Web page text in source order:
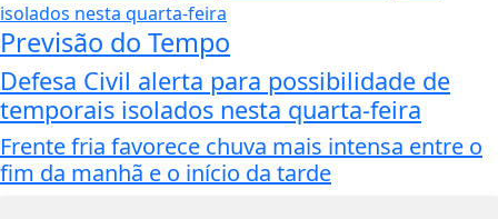
Previsão do Tempo
Defesa Civil alerta para possibilidade de
temporais isolados nesta quarta-feira
Frente fria favorece chuva mais intensa entre o
fim da manhã e o início da tarde